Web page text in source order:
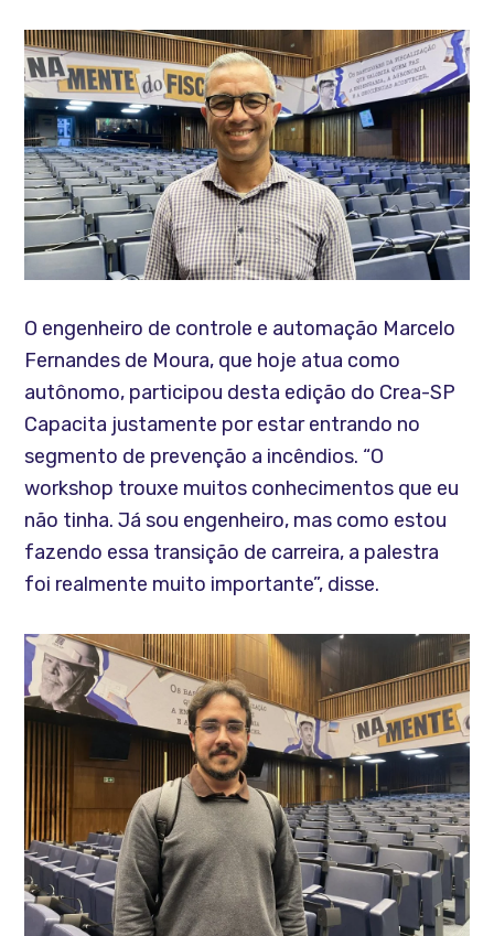
O engenheiro de controle e automação Marcelo
Fernandes de Moura, que hoje atua como
autônomo, participou desta edição do Crea-SP
Capacita justamente por estar entrando no
segmento de prevenção a incêndios. “O
workshop trouxe muitos conhecimentos que eu
não tinha. Já sou engenheiro, mas como estou
fazendo essa transição de carreira, a palestra
foi realmente muito importante”, disse.